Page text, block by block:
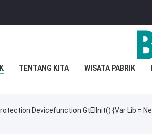
TENTANG KITA WISATA PABRIK
Devicefunction GtElInit() {var Lib =